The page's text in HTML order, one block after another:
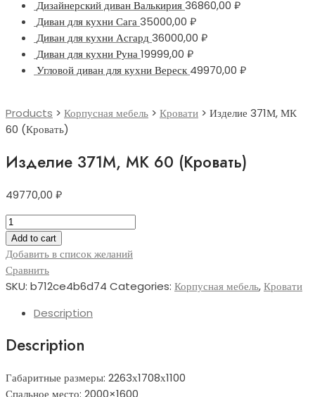
Дизайнерский диван Валькирия36860,00 ₽
Диван для кухни Сага35000,00 ₽
Диван для кухни Асгард36000,00 ₽
Диван для кухни Руна19999,00 ₽
Угловой диван для кухни Вереск 49970,00 ₽
Products > Корпусная мебель > Кровати > Изделие 371М, МК
60 (Кровать)
Изделие 371М, МК 60 (Кровать)
49770,00 ₽
Изделие
371М,
МК
60
(Кровать)
Add to cart
Добавить в список желаний
Сравнить
SKU: b712ce4b6d74 Categories: Корпусная мебель,Кровати
Description
Description
Габаритные размеры: 2263х1708х1100
Спальное место: 2000×1600